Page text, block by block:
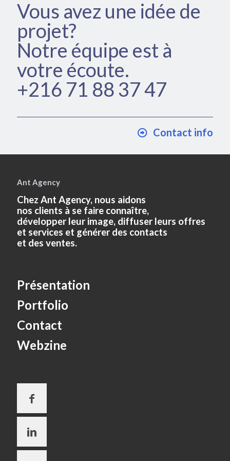
Tunisia Health Expo
Contactez-nous
Vous avez une idée de
projet?
Notre équipe est à
votre écoute.
+216 71 88 37 47
Vous avez une idée de
projet?
Notre équipe est à
votre écoute.
+216 71 88 37 47
Contact info
Ant Agency
Chez Ant Agency, nous aidons
nos clients à se faire connaître,
développer leur image, diffuser leurs offres
et services et générer des contacts
et des ventes.
Présentation
Portfolio
Contact
Webzine